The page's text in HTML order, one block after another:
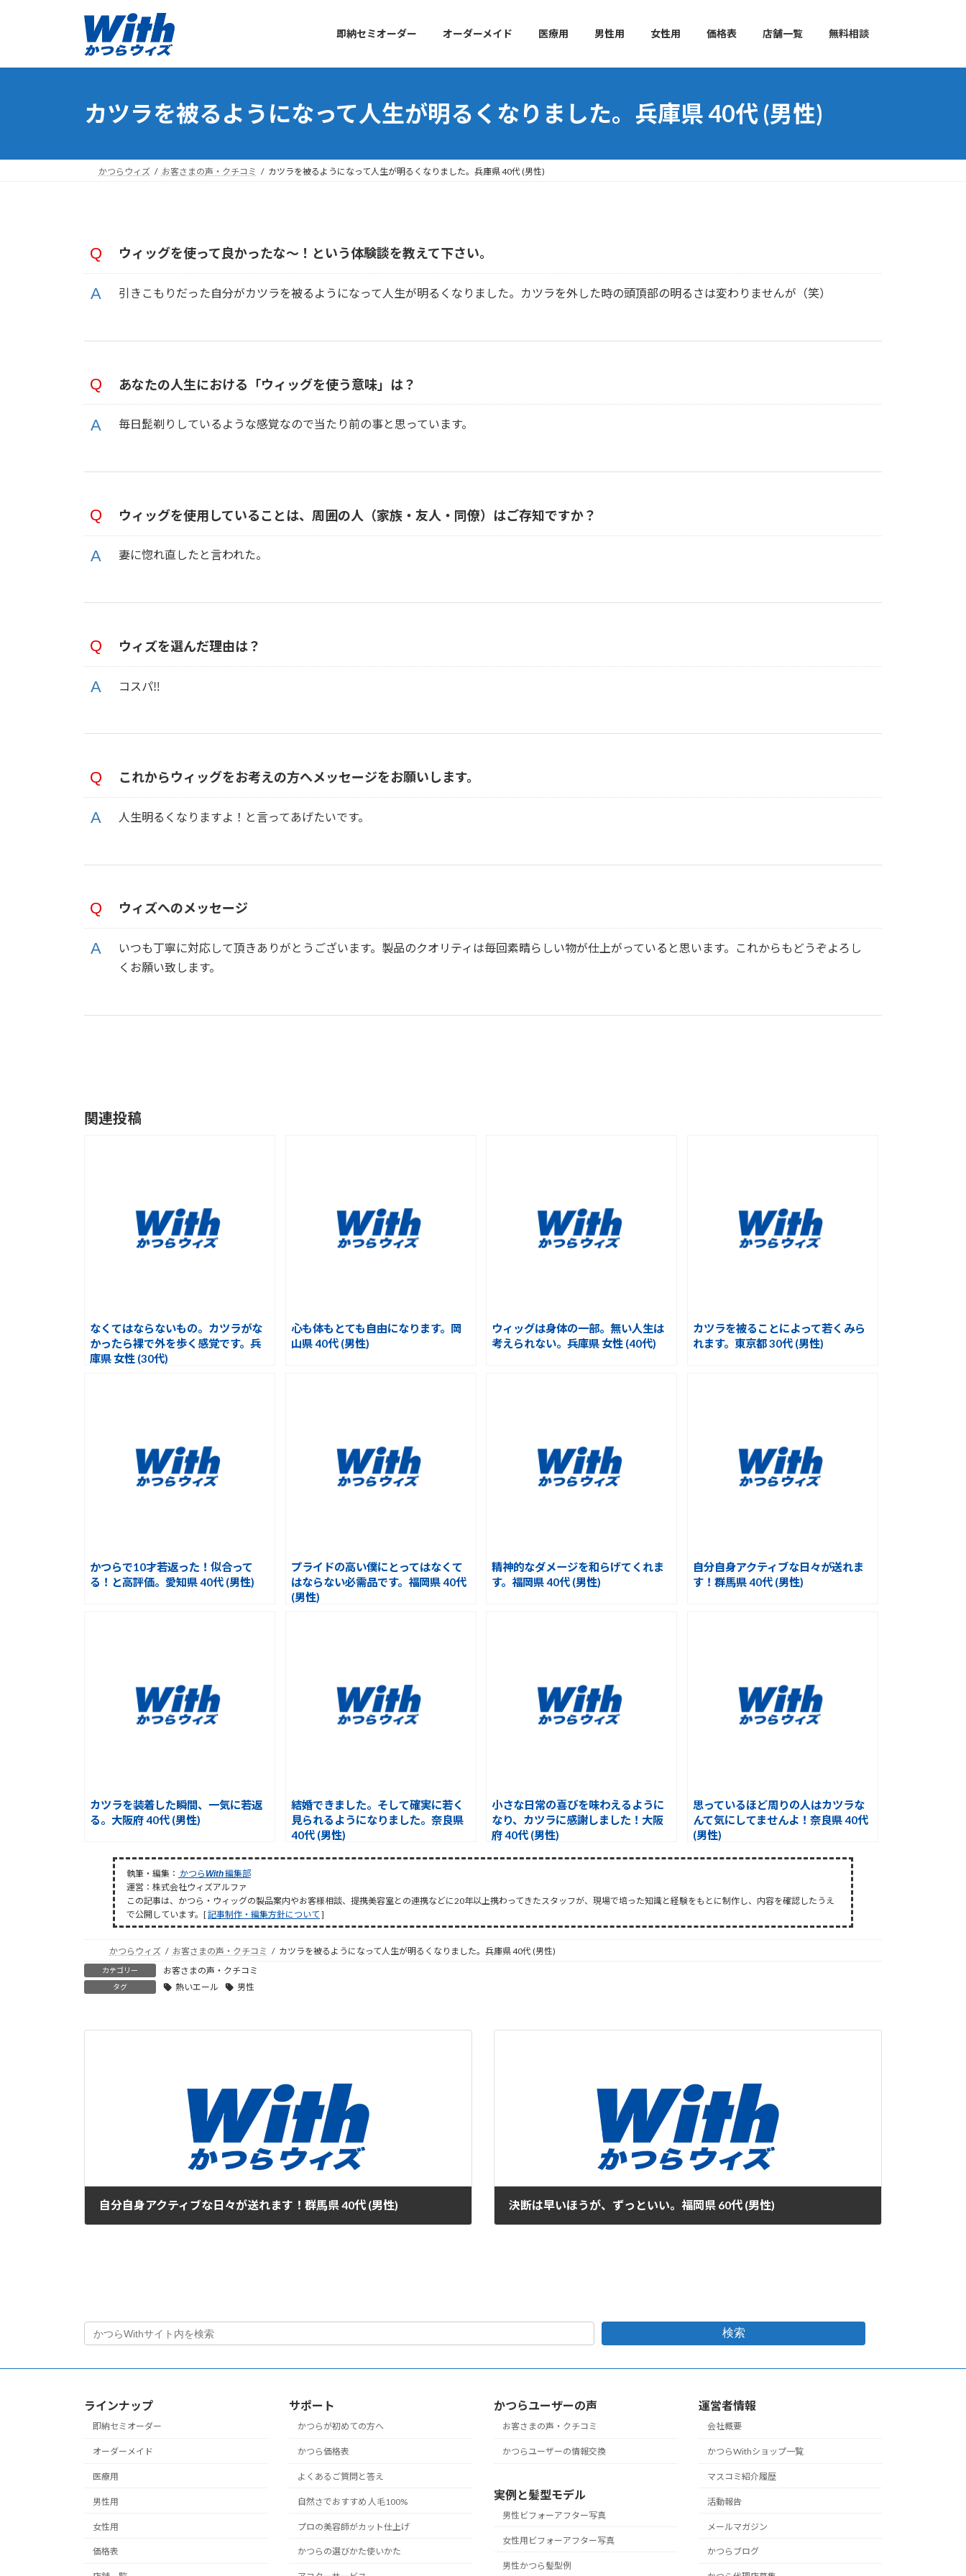
プ
動
即納セミオーダー オーダーメイド 医療用 男性用 女性用 価格表 店舗一覧 無料相談
カツラを被るようになって人生が明るくなりました。兵庫県 40代 (男性)
かつらウィズ お客さまの声・クチコミ カツラを被るようになって人生が明るくなりました。兵庫県 40代 (男性)
ウィッグを使って良かったな～！という体験談を教えて下さい。
引きこもりだった自分がカツラを被るようになって人生が明るくなりました。カツラを外した時の頭頂部の明るさは変わりませんが（笑）
あなたの人生における「ウィッグを使う意味」は？
毎日髭剃りしているような感覚なので当たり前の事と思っています。
ウィッグを使用していることは、周囲の人（家族・友人・同僚）はご存知ですか？
妻に惚れ直したと言われた。
ウィズを選んだ理由は？
コスパ‼
これからウィッグをお考えの方へメッセージをお願いします。
人生明るくなりますよ！と言ってあげたいです。
ウィズへのメッセージ
いつも丁寧に対応して頂きありがとうございます。製品のクオリティは毎回素晴らしい物が仕上がっていると思います。これからもどうぞよろし
くお願い致します。
関連投稿
なくてはならないもの。カツラがな
かったら裸で外を歩く感覚です。兵
庫県 女性 (30代)
心も体もとても自由になります。岡
山県 40代 (男性)
ウィッグは身体の一部。無い人生は
考えられない。兵庫県 女性 (40代)
カツラを被ることによって若くみら
れます。東京都 30代 (男性)
かつらで10才若返った！似合って
る！と高評価。愛知県 40代 (男性)
プライドの高い僕にとってはなくて
はならない必需品です。福岡県 40代
(男性)
精神的なダメージを和らげてくれま
す。福岡県 40代 (男性)
自分自身アクティブな日々が送れま
す！群馬県 40代 (男性)
カツラを装着した瞬間、一気に若返
る。大阪府 40代 (男性)
結婚できました。そして確実に若く
見られるようになりました。奈良県
40代 (男性)
小さな日常の喜びを味わえるように
なり、カツラに感謝しました！大阪
府 40代 (男性)
思っているほど周りの人はカツラな
んて気にしてませんよ！奈良県 40代
(男性)
執筆・編集： かつらWith編集部
運営：株式会社ウィズアルファ
この記事は、かつら・ウィッグの製品案内やお客様相談、提携美容室との連携などに20年以上携わってきたスタッフが、現場で培った知識と経験をもとに制作し、内容を確認したうえ
で公開しています。[記事制作・編集方針について ]
かつらウィズ お客さまの声・クチコミ カツラを被るようになって人生が明るくなりました。兵庫県 40代 (男性)
カテゴリー お客さまの声・クチコミ
タグ 熱いエール 男性
自分自身アクティブな日々が送れます！群馬県 40代 (男性) 決断は早いほうが、ずっといい。福岡県 60代 (男性)
検索
ラインナップ
即納セミオーダー
オーダーメイド
医療用
男性用
女性用
価格表
サポート
かつらが初めての方へ
かつら価格表
よくあるご質問と答え
自然さでおすすめ 人毛100%
プロの美容師がカット仕上げ
かつらの選びかた使いかた
かつらユーザーの声
お客さまの声・クチコミ
かつらユーザーの情報交換
実例と髪型モデル
男性ビフォーアフター写真
女性用ビフォーアフター写真
男性かつら髪型例
運営者情報
会社概要
かつらWithショップ一覧
マスコミ紹介履歴
活動報告
メールマガジン
かつらブログ